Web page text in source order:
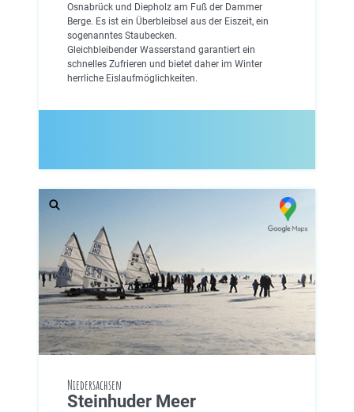
Osnabrück und Diepholz am Fuß der Dammer
Berge. Es ist ein Überbleibsel aus der Eiszeit, ein
sogenanntes Staubecken.
Gleichbleibender Wasserstand garantiert ein
schnelles Zufrieren und bietet daher im Winter
herrliche Eislaufmöglichkeiten.
Niedersachsen
Steinhuder Meer